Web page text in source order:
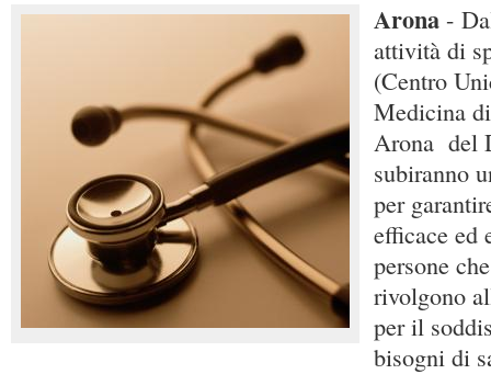
Arona -
attività di
(Centro
Medicina
Arona del
subiranno
per
efficace ed
persone
rivolgono
per il
bisogni di